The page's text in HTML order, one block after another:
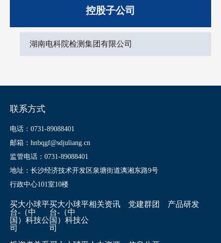
控股子公司
湖南电科院检测集团有限公司
联系方式
电话：0731-89088401
邮箱：hnbqgf@sdjuliang.cn
监管电话：0731-89088401
地址：长沙经济技术开发区泉塘街道漓湘东路9号
行政中心101室10楼
买大小球平
台-（中
国）科技公
司
买大小球平
台-（中
国）科技公
司
相关资讯 党建群团 产品研发